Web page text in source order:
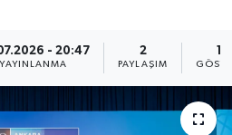
- 20:47
YAYINLANMA
2
PAYLAŞIM